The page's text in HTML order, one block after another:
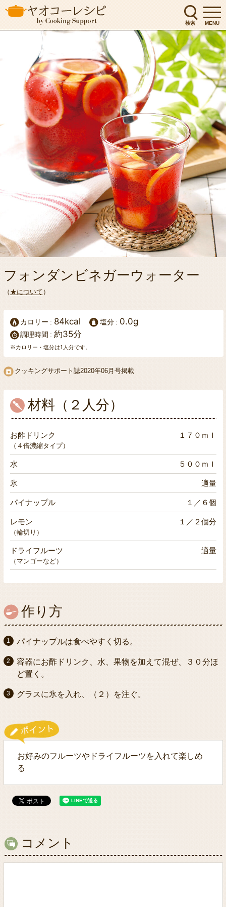
検索 MENU
フォンダンビネガーウォーター
（ ★について ）
カロリー 84kcal 塩分 0.0g
調理時間 約35分
※カロリー・塩分は1人分です。
クッキングサポート誌2020年06月号掲載
材料（２人分）
お酢ドリンク １７０ｍｌ
（４倍濃縮タイプ）
水 ５００ｍｌ
氷 適量
パイナップル １／６個
レモン １／２個分
（輪切り）
ドライフルーツ 適量
（マンゴーなど）
作り方
パイナップルは食べやすく切る。
容器にお酢ドリンク、水、果物を加えて混ぜ、３０分ほ
ど置く。
グラスに氷を入れ、（２）を注ぐ。
お好みのフルーツやドライフルーツを入れて楽しめ
る
コメント